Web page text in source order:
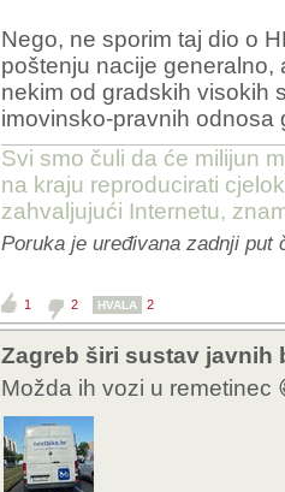
Ne trkeljaj za
kriminalac koji je 20
ogromnim
provincije i razj*bao
uhljebljivanjem, a
vlasti. Da je imalo
krumpire u zatvoru,
koja mu je
mu se mora priznati
Nego, ne sporim taj dio o
poštenju nacije generalno,
nekim od gradskih visokih
imovinsko-pravnih odnosa
Svi smo čuli da će milijun
na kraju reproducirati
zahvaljujući Internetu,
Poruka je uređivana zadnji put
1 2 HVALA 2
Zagreb širi sustav javnih
Možda ih vozi u remetinec